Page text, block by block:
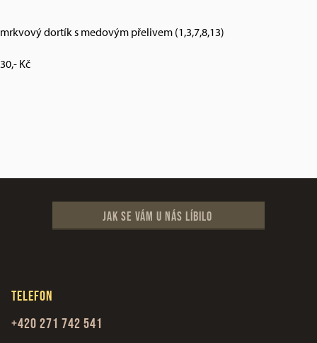
mrkvový dortík s medovým přelivem (1,3,7,8,13)
30,- Kč
Jak se vám u nás líbilo
Telefon
+420 271 742 541